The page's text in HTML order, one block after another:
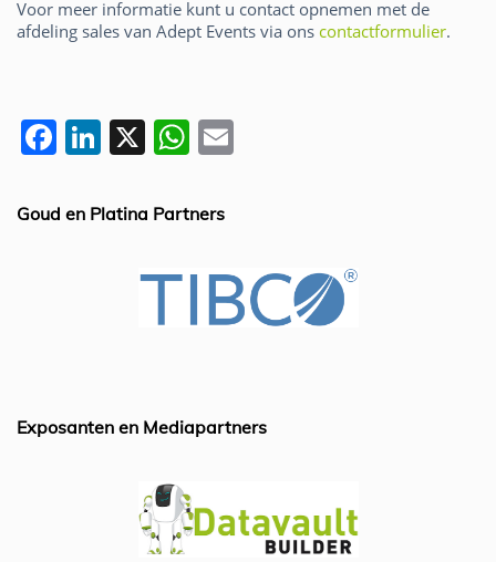
Voor meer informatie kunt u contact opnemen met de
afdeling sales van Adept Events via ons contactformulier.
F
c
Li
k
X W
at
A
p
Goud en Platina Partners
Exposanten en Mediapartners